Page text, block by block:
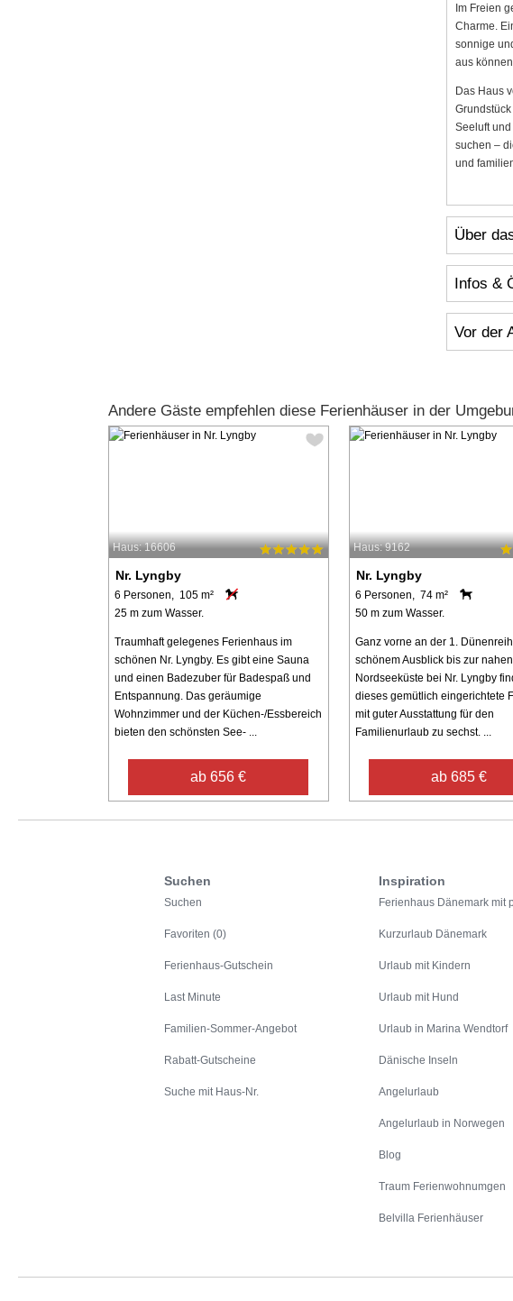
Im Freien
Charme.
sonnige
aus
Das Haus
Seeluft
suchen –
und
Über
Infos &
Vor der
Andere Gäste empfehlen diese Ferienhäuser in der
Haus: 16606
Nr. Lyngby
6 Personen, 105 m²
25 m zum Wasser.
Traumhaft gelegenes Ferienhaus im
schönen Nr. Lyngby. Es gibt eine Sauna
und einen Badezuber für Badespaß und
Entspannung. Das geräumige
Wohnzimmer und der Küchen-/Essbereich
bieten den schönsten See- ...
ab 656 €
Haus: 9162
Nr. Lyngby
6 Personen, 74 m²
50 m zum Wasser.
Ganz vorne an der 1.
schönem Ausblick bis zur nahen
Nordseeküste bei Nr. Lyngby
dieses gemütlich eingerichtete
mit guter Ausstattung für den
Familienurlaub zu sechst. ...
ab 685 €
Suchen
Suchen
Favoriten (0)
Ferienhaus-Gutschein
Last Minute
Familien-Sommer-Angebot
Rabatt-Gutscheine
Suche mit Haus-Nr.
Inspiration
Ferienhaus Dänemark mit
Kurzurlaub Dänemark
Urlaub mit Kindern
Urlaub mit Hund
Urlaub in Marina Wendtorf
Dänische Inseln
Angelurlaub
Angelurlaub in Norwegen
Blog
Traum Ferienwohnumgen
Belvilla Ferienhäuser